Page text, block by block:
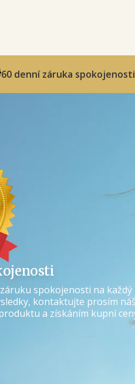
záruka spokojenosti 60
spokojenosti na každý
kontaktujte prosím
a získáním kupní
10% sleva